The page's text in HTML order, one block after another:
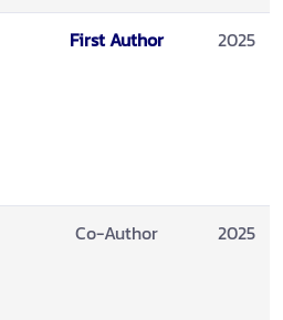
First Author 2025
Co-Author 2025